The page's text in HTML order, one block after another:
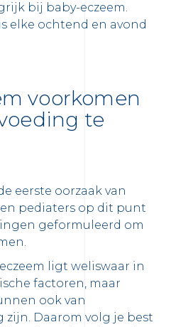
bij baby-eczeem.
elke ochtend en avond
voorkomen
te
eerste oorzaak van
pediaters op dit punt
geformuleerd om
ligt weliswaar in
factoren, maar
ook van
Daarom volg je best